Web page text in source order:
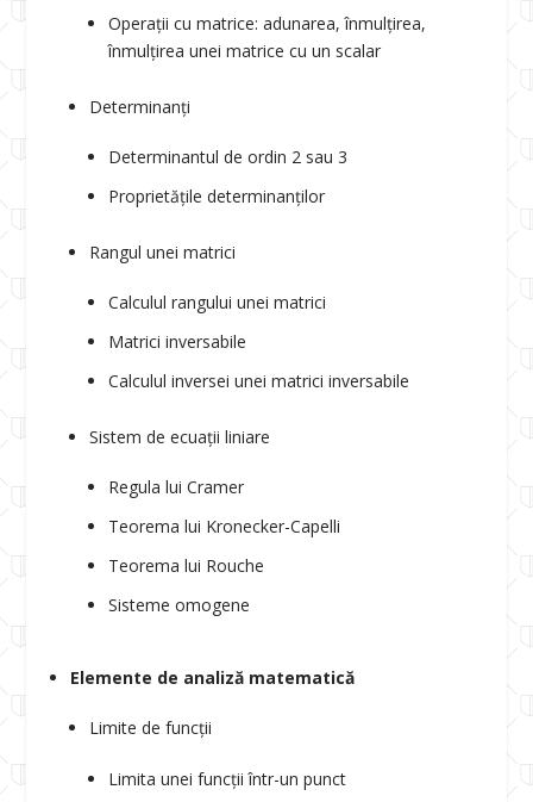
Operații cu matrice: adunarea, înmulțirea,
înmulțirea unei matrice cu un scalar
Determinanți
Determinantul de ordin 2 sau 3
Proprietățile determinanților
Rangul unei matrici
Calculul rangului unei matrici
Matrici inversabile
Calculul inversei unei matrici inversabile
Sistem de ecuații liniare
Regula lui Cramer
Teorema lui Kronecker-Capelli
Teorema lui Rouche
Sisteme omogene
Elemente de analiză matematică
Limite de funcții
Limita unei funcții într-un punct